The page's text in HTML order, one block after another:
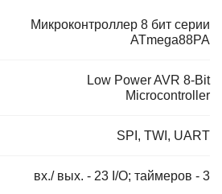
Микроконтроллер 8 бит серии
ATmega88PA
Low Power AVR 8-Bit
Microcontroller
SPI, TWI, UART
вх./ вых. - 23 I/O; таймеров - 3